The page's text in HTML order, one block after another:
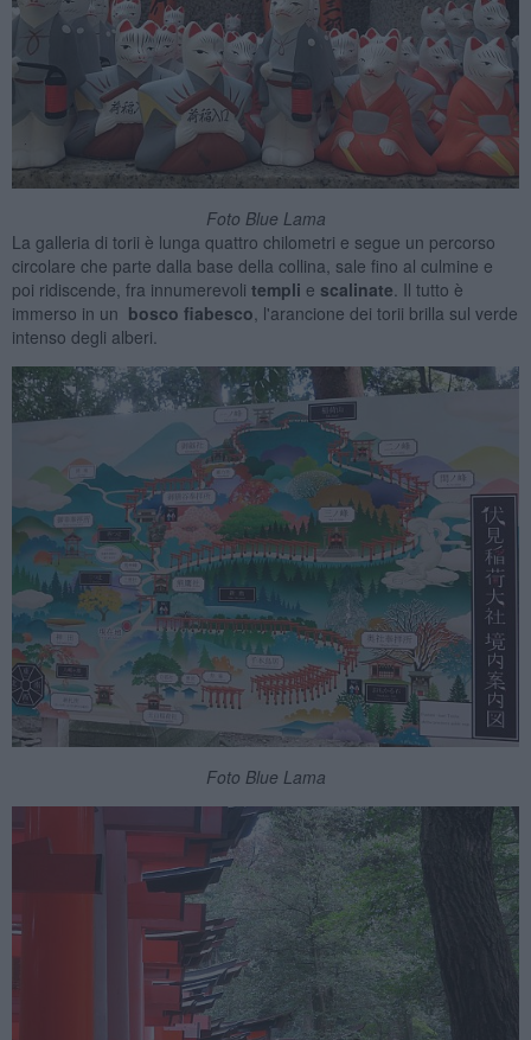
Foto Blue Lama
La galleria di torii è lunga quattro chilometri e segue un percorso
circolare che parte dalla base della collina, sale fino al culmine e
poi ridiscende, fra innumerevoli templi e scalinate. Il tutto è
immerso in un bosco fiabesco, l'arancione dei torii brilla sul verde
intenso degli alberi.
Foto Blue Lama